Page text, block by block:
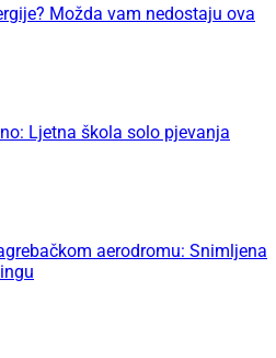
Možda vam nedostaju ova
Ljetna škola solo pjevanja
aerodromu: Snimljena